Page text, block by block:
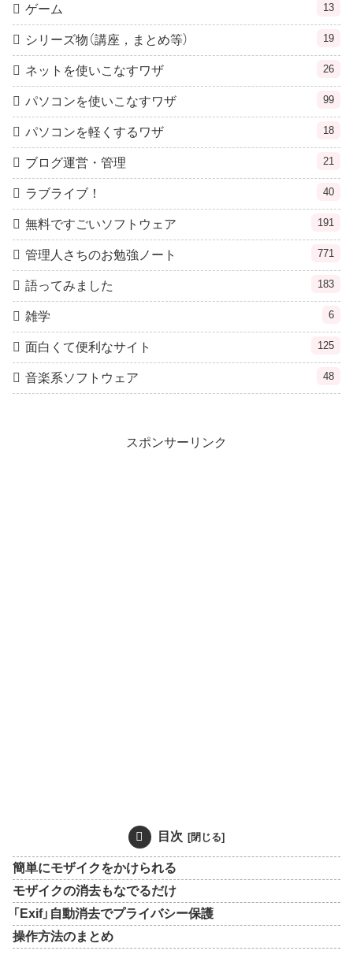
ゲーム 13
シリーズ物（講座，まとめ等） 19
ネットを使いこなすワザ 26
パソコンを使いこなすワザ 99
パソコンを軽くするワザ 18
ブログ運営・管理 21
ラブライブ！ 40
無料ですごいソフトウェア 191
管理人さちのお勉強ノート 771
語ってみました 183
雑学 6
面白くて便利なサイト 125
音楽系ソフトウェア 48
スポンサーリンク
目次
簡単にモザイクをかけられる
モザイクの消去もなでるだけ
「Exif」自動消去でプライバシー保護
操作方法のまとめ